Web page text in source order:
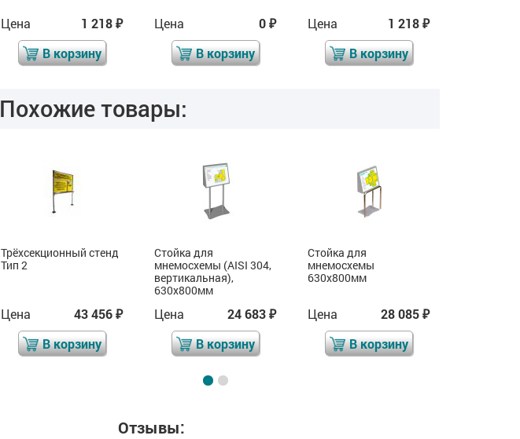
Цена 1 218₽
В корзину
Цена 0₽
В корзину
Цена 1 218₽
В корзину
Похожие товары:
Трёхсекционный стенд
Тип 2
Цена 43 456₽
В корзину
Стойка для
мнемосхемы (AISI 304,
вертикальная),
630x800мм
Цена 24 683₽
В корзину
Стойка для
мнемосхемы
630x800мм
Цена 28 085₽
В корзину
Отзывы: